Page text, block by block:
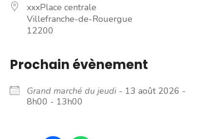
xxxPlace centrale
Villefranche-de-Rouergue
12200
Prochain évènement
Grand marché du jeudi - 13 août 2026 -
8h00 - 13h00